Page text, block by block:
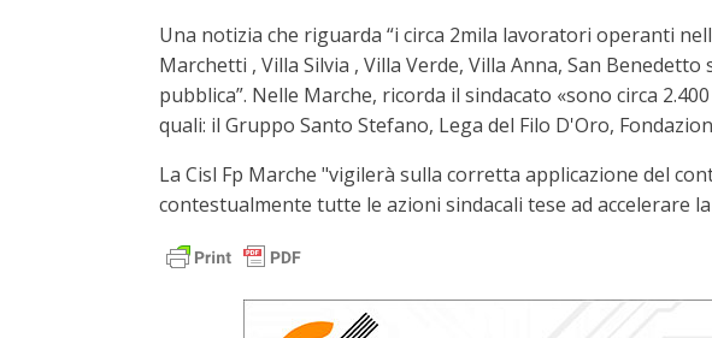
Una notizia che riguarda “i circa 2mila lavoratori operanti
Marchetti , Villa Silvia , Villa Verde, Villa Anna, San
pubblica”. Nelle Marche, ricorda il sindacato «sono circa
quali: il Gruppo Santo Stefano, Lega del Filo D'Oro,
La Cisl Fp Marche "vigilerà sulla corretta applicazione del
contestualmente tutte le azioni sindacali tese ad accelerare